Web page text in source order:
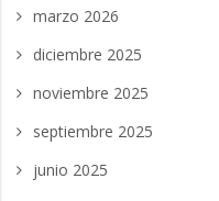
marzo 2026
diciembre 2025
noviembre 2025
septiembre 2025
junio 2025